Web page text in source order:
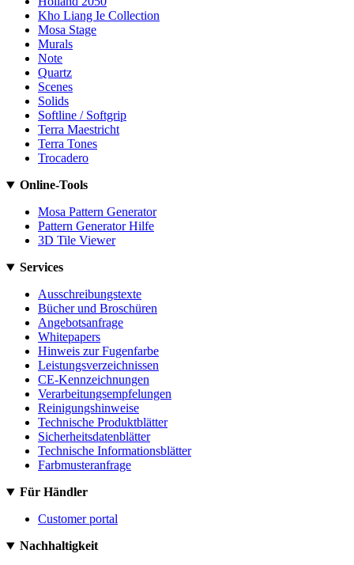
Kho Liang Ie Collection
Mosa Stage
Murals
Note
Quartz
Scenes
Solids
Softline / Softgrip
Terra Maestricht
Terra Tones
Trocadero
Online-Tools
Mosa Pattern Generator
Pattern Generator Hilfe
3D Tile Viewer
Services
Ausschreibungstexte
Bücher und Broschüren
Angebotsanfrage
Whitepapers
Hinweis zur Fugenfarbe
Leistungsverzeichnissen
CE-Kennzeichnungen
Verarbeitungsempfelungen
Reinigungshinweise
Technische Produktblätter
Sicherheitsdatenblätter
Technische Informationsblätter
Farbmusteranfrage
Für Händler
Customer portal
Nachhaltigkeit